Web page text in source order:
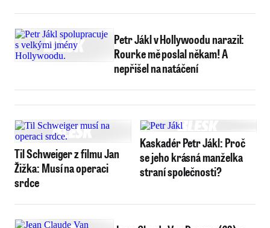
Petr Jákl v Hollywoodu narazil:
Rourke mě poslal někam! A
nepřišel na natáčení
Til Schweiger z filmu Jan
Žižka: Musí na operaci
srdce
Kaskadér Petr Jákl: Proč
se jeho krásná manželka
straní společnosti?